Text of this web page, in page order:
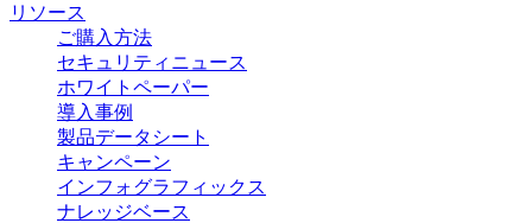
リソース
ご購入方法
セキュリティニュース
ホワイトペーパー
導入事例
製品データシート
キャンペーン
インフォグラフィックス
ナレッジベース